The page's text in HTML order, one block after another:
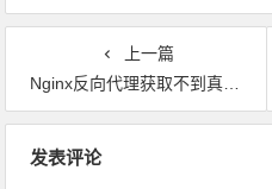
上一篇
Nginx反向代理获取不到真实IP
发表评论